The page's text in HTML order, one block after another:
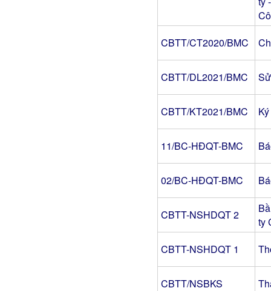
CBTT/CT2020/BMC
CBTT/DL2021/BMC
CBTT/KT2021/BMC
11/BC-HĐQT-BMC
02/BC-HĐQT-BMC
CBTT-NSHDQT 2
ty
CBTT-NSHDQT 1
CBTT/NSBKS